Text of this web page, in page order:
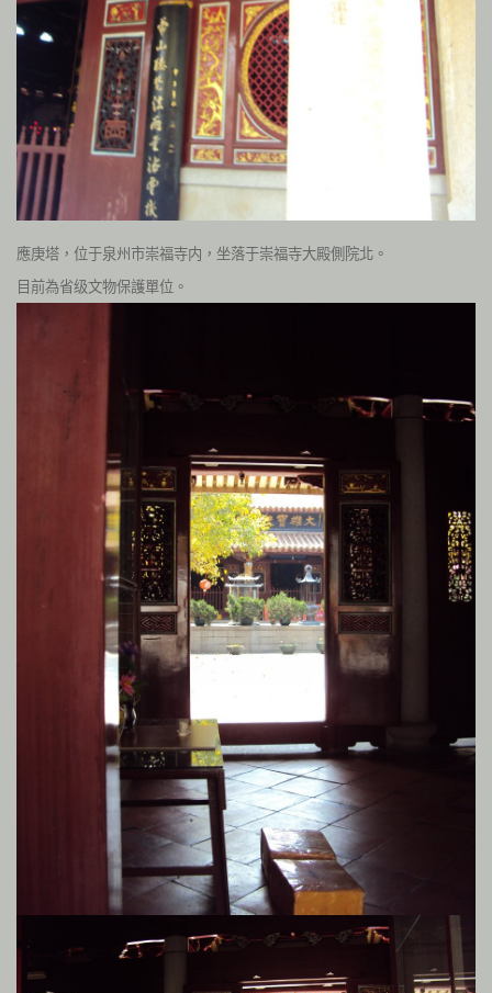
應庚塔，位于泉州市崇福寺内，坐落于崇福寺大殿側院北。
目前為省级文物保護單位。